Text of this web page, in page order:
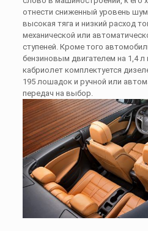
отнести сниженный уровень
высокая тяга и низкий расход
механической или
ступеней. Кроме того
бензиновым двигателем на 1,4 л
кабриолет комплектуется
195 лошадок и ручной или
передач на выбор.